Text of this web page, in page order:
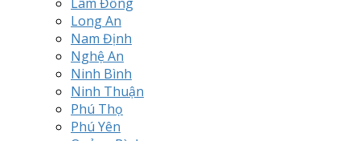
Long An
Nam Định
Nghệ An
Ninh Bình
Ninh Thuận
Phú Thọ
Phú Yên